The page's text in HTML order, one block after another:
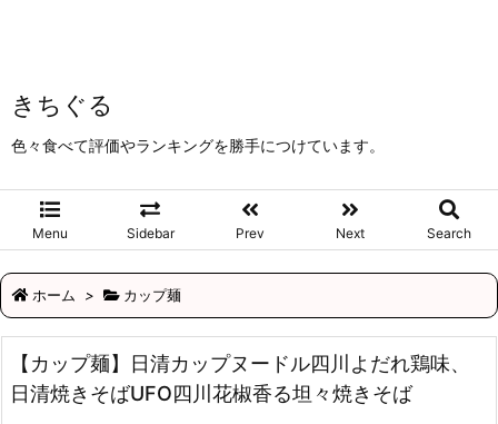
きちぐる
色々食べて評価やランキングを勝手につけています。
Menu Sidebar Prev Next Search
ホーム > カップ麺
【カップ麺】日清カップヌードル四川よだれ鶏味、
日清焼きそばUFO四川花椒香る坦々焼きそば